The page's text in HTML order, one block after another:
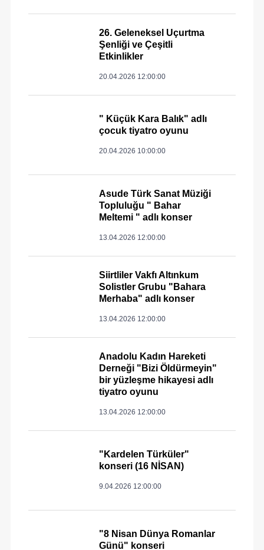
26. Geleneksel Uçurtma
Şenliği ve Çeşitli
Etkinlikler
20.04.2026 12:00:00
" Küçük Kara Balık" adlı
çocuk tiyatro oyunu
20.04.2026 10:00:00
Asude Türk Sanat Müziği
Topluluğu " Bahar
Meltemi " adlı konser
13.04.2026 12:00:00
Siirtliler Vakfı Altınkum
Solistler Grubu "Bahara
Merhaba" adlı konser
13.04.2026 12:00:00
Anadolu Kadın Hareketi
Derneği "Bizi Öldürmeyin"
bir yüzleşme hikayesi adlı
tiyatro oyunu
13.04.2026 12:00:00
"Kardelen Türküler"
konseri (16 NİSAN)
9.04.2026 12:00:00
"8 Nisan Dünya Romanlar
Günü" konseri